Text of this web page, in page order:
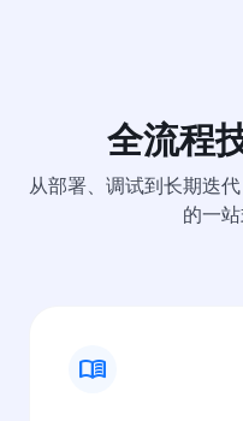
全流程
从部署、调试到长期迭
的一站
menu_book